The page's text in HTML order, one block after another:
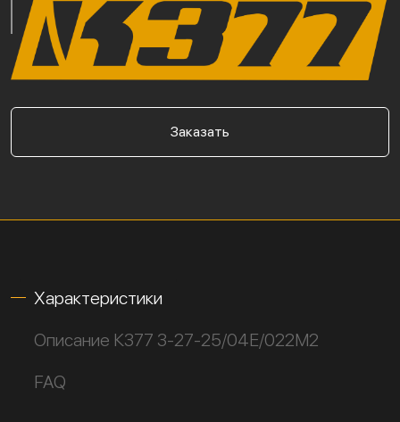
Заказать
Характеристики
Описание К377 3-27-25/04Е/022М2
FAQ